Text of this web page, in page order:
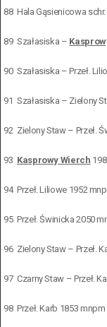
88 Hala Gąsienicowa schr.
89 Szałasiska –
90 Szałasiska – Przeł.
91 Szałasiska – Zielony
92 Zielony Staw – Przeł.
93 Kasprowy Wierch
94 Przeł. Liliowe 1952
95 Przeł. Świnicka 2050
96 Zielony Staw – Przeł.
97 Czarny Staw – Przeł.
98 Przeł. Karb 1853